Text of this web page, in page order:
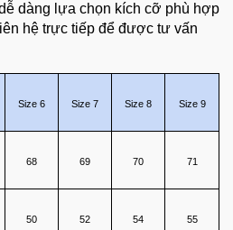
dàng lựa chọn kích cỡ phù hợp
hệ trực tiếp để được tư vấn
Size 6 Size 7 Size 8 Size 9
68 69 70 71
50 52 54 55